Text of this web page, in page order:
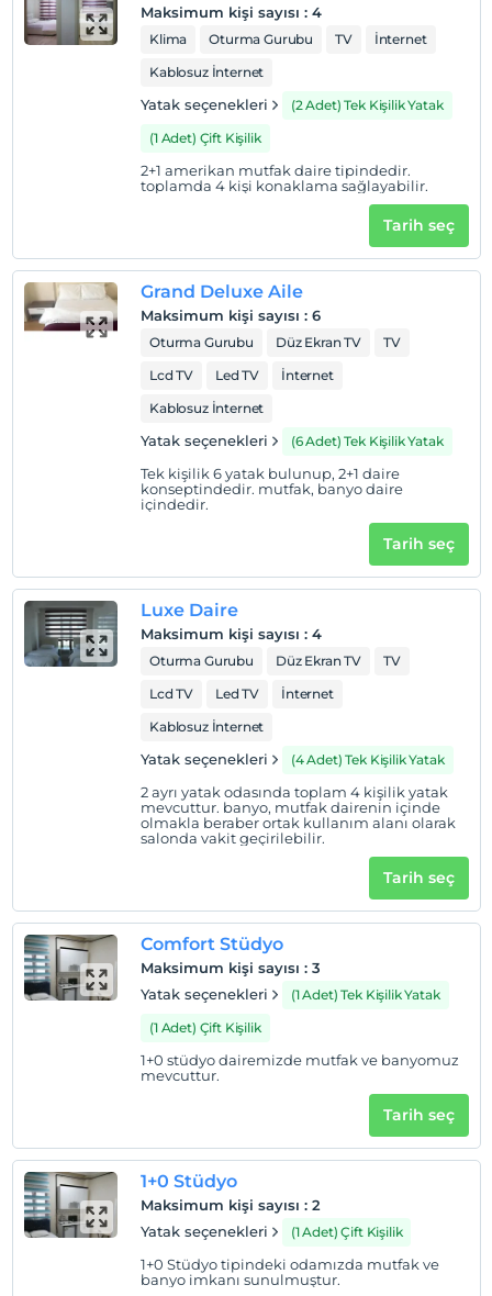
Check/out
En geç saat 12:00 ve öncesi
Evcil hayvan barınabilir
Odalarda sigara içilmez
Her bir oda için 1. çocuk 6 yaşına kadar ücretsizdir
Her bir oda için 2. çocuk 6 yaşına kadar ücretsizdir
Maksimum kişi sayısı : 4
Klima Oturma Gurubu TV
İnternet
Kablosuz İnternet
Yatak seçenekleri
(2 Adet) Tek Kişilik Yatak
(1 Adet) Çift Kişilik
2+1 amerikan mutfak daire tipindedir.
toplamda 4 kişi konaklama sağlayabilir.
Tarih seç
Grand Deluxe Aile
Maksimum kişi sayısı : 6
Oturma Gurubu Düz Ekran TV
TV
Lcd TV
Led TV
İnternet
Kablosuz İnternet
Yatak seçenekleri (6 Adet) Tek Kişilik Yatak
Tek kişilik 6 yatak bulunup, 2+1 daire
konseptindedir. mutfak, banyo daire
içindedir.
Tarih seç
Luxe Daire
Maksimum kişi sayısı : 4
Oturma Gurubu Düz Ekran TV
TV
Lcd TV
Led TV
İnternet
Kablosuz İnternet
Yatak seçenekleri (4 Adet) Tek Kişilik Yatak
2 ayrı yatak odasında toplam 4 kişilik yatak
mevcuttur. banyo, mutfak dairenin içinde
olmakla beraber ortak kullanım alanı olarak
salonda vakit geçirilebilir.
Tarih seç
Comfort Stüdyo
Maksimum kişi sayısı : 3
Yatak seçenekleri
(1 Adet) Tek Kişilik Yatak
(1 Adet) Çift Kişilik
1+0 stüdyo dairemizde mutfak ve banyomuz
mevcuttur.
Tarih seç
1+0 Stüdyo
Maksimum kişi sayısı : 2
Yatak seçenekleri
(1 Adet) Çift Kişilik
1+0 Stüdyo tipindeki odamızda mutfak ve
banyo imkanı sunulmuştur.